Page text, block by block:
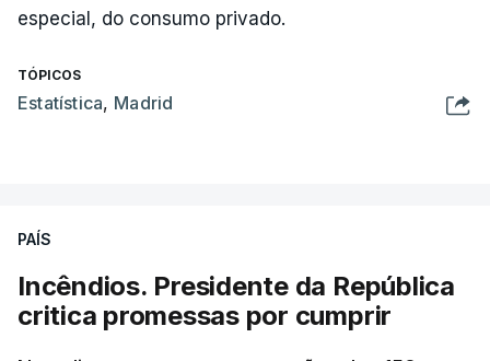
especial, do consumo privado.
TÓPICOS
Estatística, Madrid
PAÍS
Incêndios. Presidente da República
critica promessas por cumprir